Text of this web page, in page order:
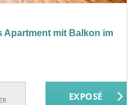
Apartment mit Balkon im